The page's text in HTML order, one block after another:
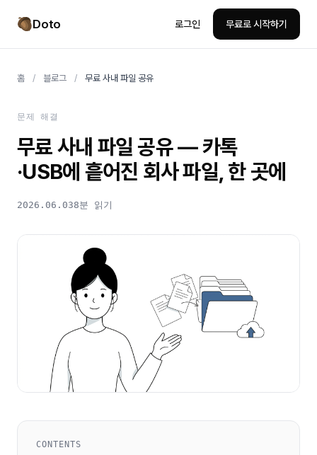
Doto 로그인 무료로 시작하기
홈 / 블로그 / 무료 사내 파일 공유
문제 해결
무료 사내 파일 공유— 카톡
·USB에 흩어진 회사 파일, 한 곳에
2026.06.038분 읽기
CONTENTS